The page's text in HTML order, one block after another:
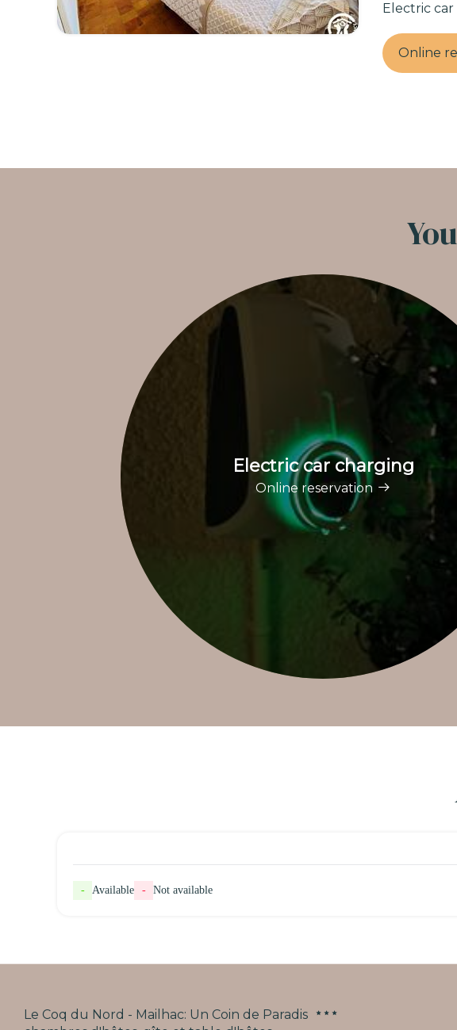
Electric
Online
Electric car charging
Online reservation
- Available - Not available
Le Coq du Nord - Mailhac: Un Coin de Paradis